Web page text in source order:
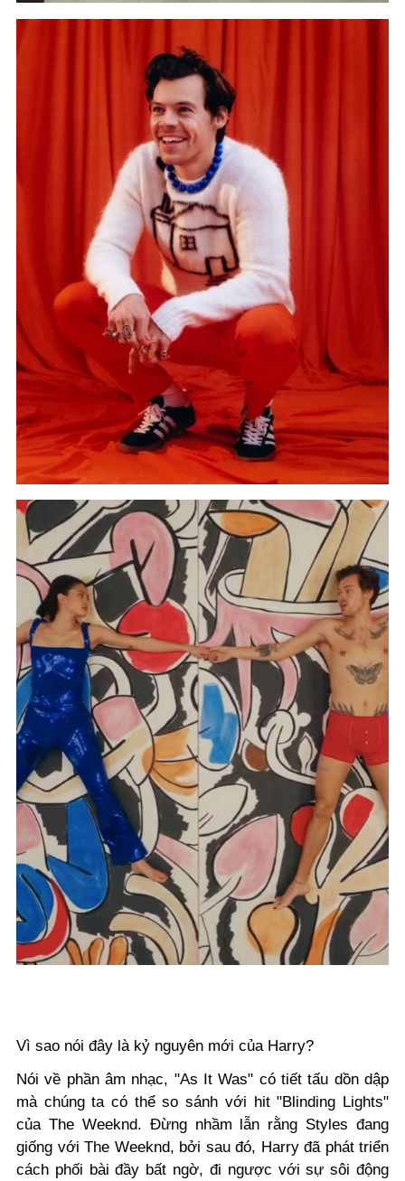
Vì sao nói đây là kỷ nguyên mới của Harry?
Nói về phần âm nhạc, "As It Was" có tiết tấu dồn dập
mà chúng ta có thể so sánh với hit "Blinding Lights"
của The Weeknd. Đừng nhầm lẫn rằng Styles đang
giống với The Weeknd, bởi sau đó, Harry đã phát triển
cách phối bài đầy bất ngờ, đi ngược với sự sôi động